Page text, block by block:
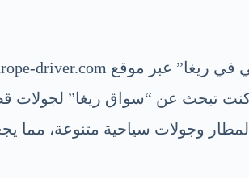
تبحث عن “سواق ريغا” لجولات
سياحية متنوعة، مما